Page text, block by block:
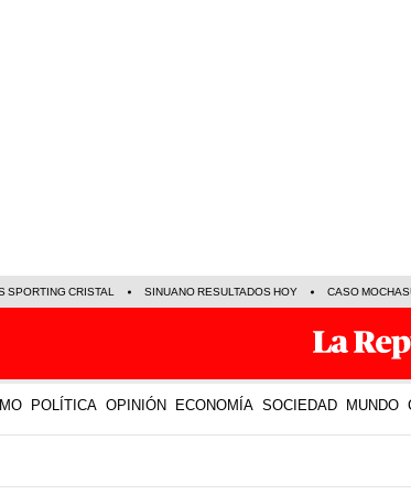
SPORTING CRISTAL SINUANO RESULTADOS HOY CASO
POLÍTICA OPINIÓN ECONOMÍA SOCIEDAD MUNDO